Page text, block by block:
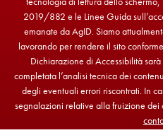
2019/882 e le Linee Guida
emanate da AgID. Siamo
lavorando per rendere il sito
Dichiarazione di Accessibilità
completata l’analisi tecnica dei
degli eventuali errori riscontrati. In
segnalazioni relative alla fruizione dei